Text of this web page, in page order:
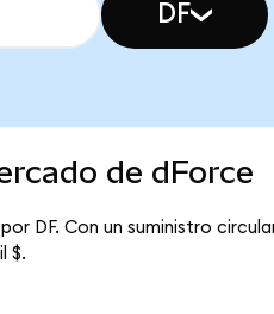
DF
de dForce
DF. Con un suministro
$.